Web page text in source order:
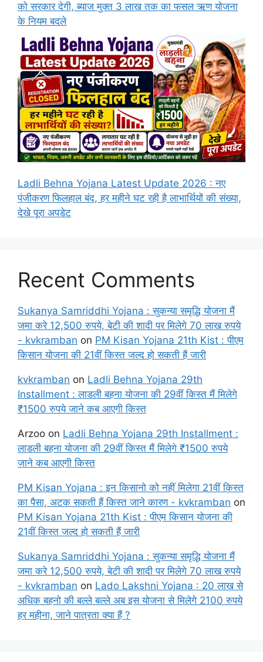
को सरकार देगी, ब्याज मुक्त 3 लाख तक का फसल ऋण योजना
के नियम बदले
Ladli Behna Yojana Latest Update 2026 : नए
पंजीकरण फिलहाल बंद, हर महीने घट रही है लाभार्थियों की संख्या,
देखे पूरा अपडेट
Recent Comments
Sukanya Samriddhi Yojana : सुकन्या समृद्धि योजना मैं
जमा करे 12,500 रुपये, बेटी की शादी पर मिलेगे 70 लाख रुपये
- kvkramban on PM Kisan Yojana 21th Kist : पीएम
किसान योजना की 21वीं किस्त जल्द हो सकती हैं जारी
kvkramban on Ladli Behna Yojana 29th
Installment : लाडली बहना योजना की 29वीं किस्त मैं मिलेगे
₹1500 रुपये जाने कब आएगी किस्त
Arzoo on Ladli Behna Yojana 29th Installment :
लाडली बहना योजना की 29वीं किस्त मैं मिलेगे ₹1500 रुपये
जाने कब आएगी किस्त
PM Kisan Yojana : इन किसानो को नहीं मिलेगा 21वीं किस्त
का पैसा, अटक सकती हैं किस्त जाने कारण - kvkramban on
PM Kisan Yojana 21th Kist : पीएम किसान योजना की
21वीं किस्त जल्द हो सकती हैं जारी
Sukanya Samriddhi Yojana : सुकन्या समृद्धि योजना मैं
जमा करे 12,500 रुपये, बेटी की शादी पर मिलेगे 70 लाख रुपये
- kvkramban on Lado Lakshni Yojana : 20 लाख से
अधिक बहनो की बल्ले बल्ले अब इस योजना से मिलेगे 2100 रुपये
हर महीना, जाने पात्रता क्या हैं ?